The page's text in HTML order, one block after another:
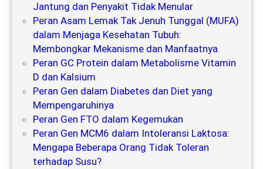
Jantung dan Penyakit Tidak Menular
Peran Asam Lemak Tak Jenuh Tunggal (MUFA)
dalam Menjaga Kesehatan Tubuh:
Membongkar Mekanisme dan Manfaatnya
Peran GC Protein dalam Metabolisme Vitamin
D dan Kalsium
Peran Gen dalam Diabetes dan Diet yang
Mempengaruhinya
Peran Gen FTO dalam Kegemukan
Peran Gen MCM6 dalam Intoleransi Laktosa:
Mengapa Beberapa Orang Tidak Toleran
terhadap Susu?